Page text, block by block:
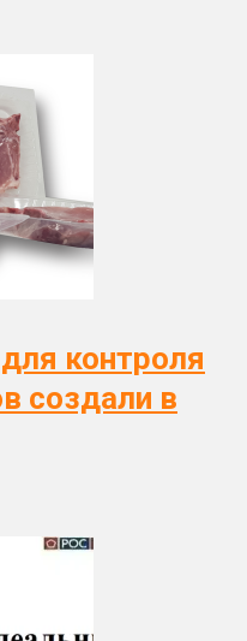
контроля
создали в